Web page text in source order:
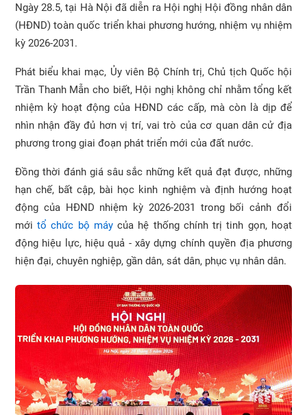
Ngày 28.5, tại Hà Nội đã diễn ra Hội nghị Hội đồng nhân dân
(HĐND) toàn quốc triển khai phương hướng, nhiệm vụ nhiệm
kỳ 2026-2031.
Phát biểu khai mạc, Ủy viên Bộ Chính trị, Chủ tịch Quốc hội
Trần Thanh Mẫn cho biết, Hội nghị không chỉ nhằm tổng kết
nhiệm kỳ hoạt động của HĐND các cấp, mà còn là dịp để
nhìn nhận đầy đủ hơn vị trí, vai trò của cơ quan dân cử địa
phương trong giai đoạn phát triển mới của đất nước.
Đồng thời đánh giá sâu sắc những kết quả đạt được, những
hạn chế, bất cập, bài học kinh nghiệm và định hướng hoạt
động của HĐND nhiệm kỳ 2026-2031 trong bối cảnh đổi
mới tổ chức bộ máy của hệ thống chính trị tinh gọn, hoạt
động hiệu lực, hiệu quả - xây dựng chính quyền địa phương
hiện đại, chuyên nghiệp, gần dân, sát dân, phục vụ nhân dân.